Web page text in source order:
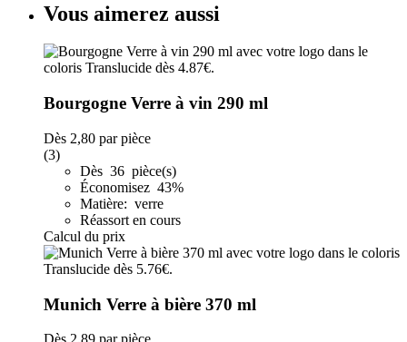
Vous aimerez aussi
Bourgogne Verre à vin 290 ml
Dès 2,80 par pièce
(3)
Dès 36 pièce(s)
Économisez 43%
Matière: verre
Réassort en cours
Calcul du prix
Munich Verre à bière 370 ml